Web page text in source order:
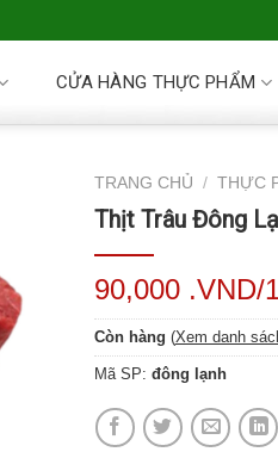
CỬA HÀNG THỰC PHẨM
TRANG CHỦ / THỰC
Thịt Trâu Đông
90,000 .VND/
Còn hàng (Xem danh
Mã SP: đông lạnh